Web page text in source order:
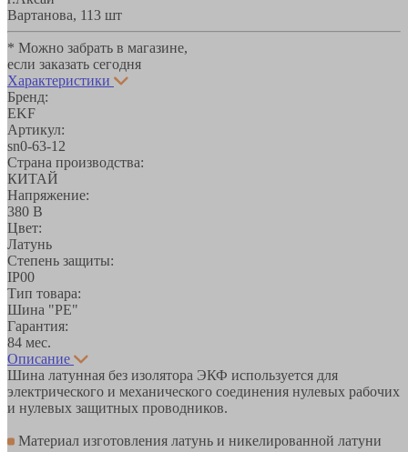
Вартанова, 113 шт
* Можно забрать в магазине,
если заказать сегодня
Характеристики
Бренд:
EKF
Артикул:
sn0-63-12
Страна производства:
КИТАЙ
Напряжение:
380 В
Цвет:
Латунь
Степень защиты:
IP00
Тип товара:
Шина "РЕ"
Гарантия:
84 мес.
Описание
Шина латунная без изолятора ЭКФ используется для
электрического и механического соединения нулевых рабочих
и нулевых защитных проводников.
Материал изготовления латунь и никелированной латуни